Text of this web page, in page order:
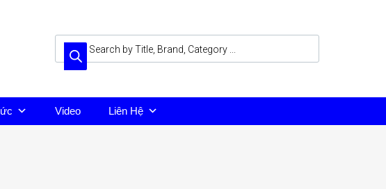
Video Liên Hệ